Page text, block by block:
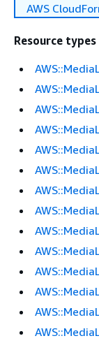
AWS
Resource types